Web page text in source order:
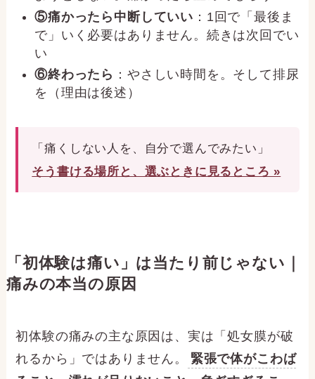
⑤痛かったら中断していい ：1回で「最後ま
で」いく必要はありません。続きは次回でい
い
⑥終わったら ：やさしい時間を。そして排尿
を（理由は後述）
「痛くしない人を、自分で選んでみたい」
そう書ける場所と、選ぶときに見るところ »
「初体験は痛い」は当たり前じゃない｜
痛みの本当の原因
初体験の痛みの主な原因は、実は「処女膜が破
れるから」ではありません。
緊張で体がこわば